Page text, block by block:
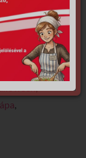
buli,
,